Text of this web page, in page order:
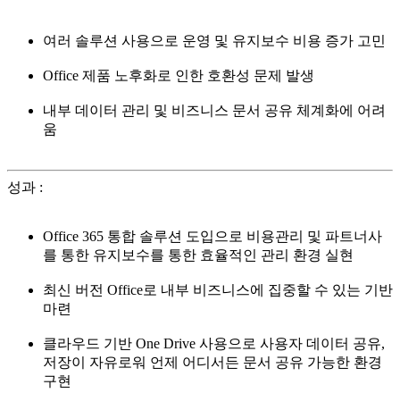
여러 솔루션 사용으로 운영 및 유지보수 비용 증가 고민
Office 제품 노후화로 인한 호환성 문제 발생
내부 데이터 관리 및 비즈니스 문서 공유 체계화에 어려
움
성과 :
Office 365 통합 솔루션 도입으로 비용관리 및 파트너사
를 통한 유지보수를 통한 효율적인 관리 환경 실현
최신 버전 Office로 내부 비즈니스에 집중할 수 있는 기반
마련
클라우드 기반 One Drive 사용으로 사용자 데이터 공유,
저장이 자유로워 언제 어디서든 문서 공유 가능한 환경
구현